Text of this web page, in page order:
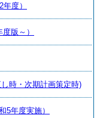
度）
版～）
時・次期計画策定時)
5年度実施）